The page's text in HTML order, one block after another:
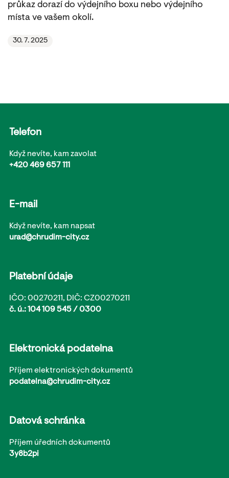
průkaz dorazí do výdejního boxu nebo výdejního
místa ve vašem okolí.
30. 7. 2025
Telefon
Když nevíte, kam zavolat
+420 469 657 111
E-mail
Když nevíte, kam napsat
urad@chrudim-city.cz
Platební údaje
IČO: 00270211, DIČ: CZ00270211
č. ú.: 104 109 545 / 0300
Elektronická podatelna
Příjem elektronických dokumentů
podatelna@chrudim-city.cz
Datová schránka
Příjem úředních dokumentů
3y8b2pi